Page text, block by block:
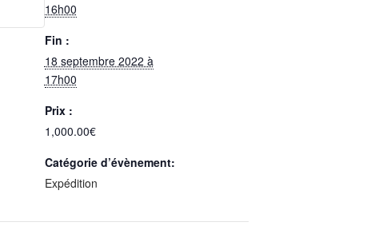
16h00
Fin :
18 septembre 2022 à
17h00
Prix :
1,000.00€
Catégorie d’évènement:
Expédition